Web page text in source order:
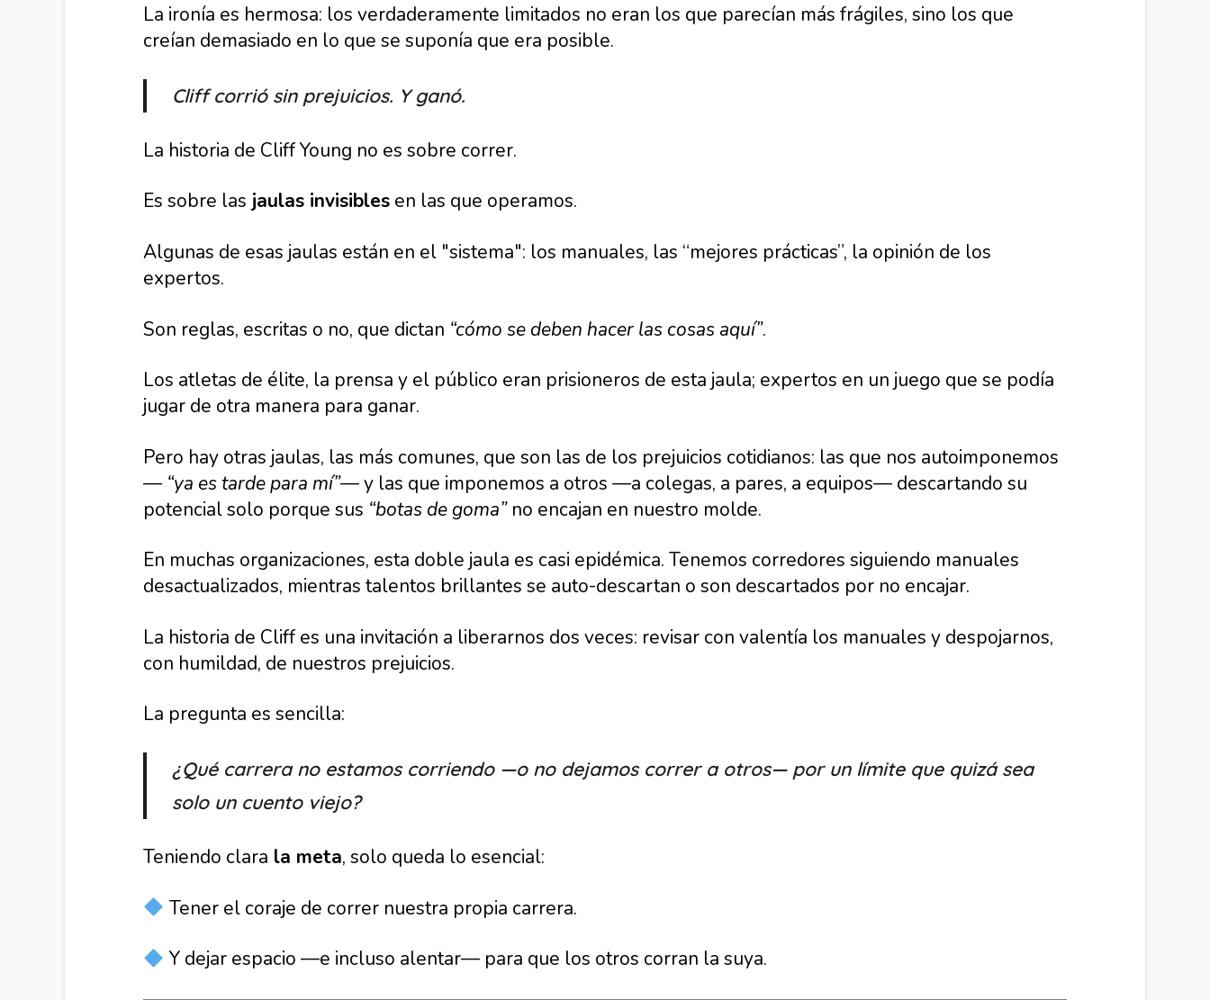
La ironía es hermosa: los verdaderamente limitados no eran los que parecían más frágiles, sino los que
creían demasiado en lo que se suponía que era posible.
Cliff corrió sin prejuicios. Y ganó.
La historia de Cliff Young no es sobre correr.
Es sobre las jaulas invisibles en las que operamos.
Algunas de esas jaulas están en el "sistema": los manuales, las “mejores prácticas”, la opinión de los
expertos.
Son reglas, escritas o no, que dictan “cómo se deben hacer las cosas aquí”.
Los atletas de élite, la prensa y el público eran prisioneros de esta jaula; expertos en un juego que se podía
jugar de otra manera para ganar.
Pero hay otras jaulas, las más comunes, que son las de los prejuicios cotidianos: las que nos autoimponemos
— “ya es tarde para mí”— y las que imponemos a otros —a colegas, a pares, a equipos— descartando su
potencial solo porque sus “botas de goma”no encajan en nuestro molde.
En muchas organizaciones, esta doble jaula es casi epidémica. Tenemos corredores siguiendo manuales
desactualizados, mientras talentos brillantes se auto-descartan o son descartados por no encajar.
La historia de Cliff es una invitación a liberarnos dos veces: revisar con valentía los manuales y despojarnos,
con humildad, de nuestros prejuicios.
La pregunta es sencilla:
¿Qué carrera no estamos corriendo —o no dejamos correr a otros— por un límite que quizá sea
solo un cuento viejo?
Teniendo clara la meta, solo queda lo esencial:
Tener el coraje de correr nuestra propia carrera.
Y dejar espacio —e incluso alentar— para que los otros corran la suya.